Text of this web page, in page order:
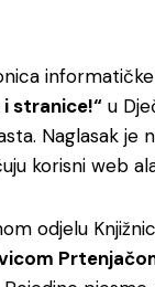
stranice!“ u
Naglasak je
korisni web
odjelu